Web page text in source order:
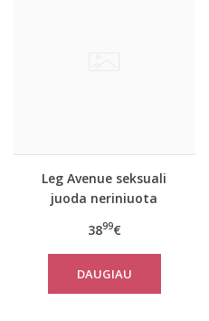
Leg Avenue seksuali
juoda neriniuota
3899€
DAUGIAU